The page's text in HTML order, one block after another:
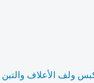
ولف الأعلاف والتبن